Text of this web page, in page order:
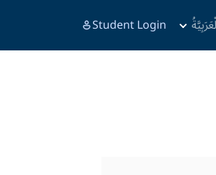
Student Login